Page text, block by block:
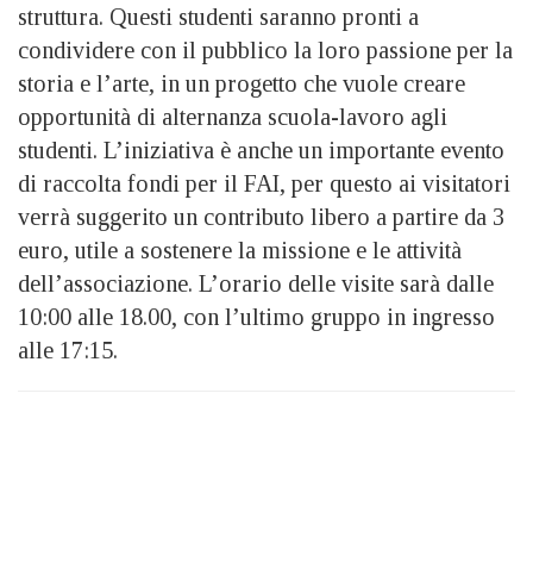
struttura. Questi studenti saranno pronti a
condividere con il pubblico la loro passione per la
storia e l’arte, in un progetto che vuole creare
opportunità di alternanza scuola-lavoro agli
studenti. L’iniziativa è anche un importante evento
di raccolta fondi per il FAI, per questo ai visitatori
verrà suggerito un contributo libero a partire da 3
euro, utile a sostenere la missione e le attività
dell’associazione. L’orario delle visite sarà dalle
10:00 alle 18.00, con l’ultimo gruppo in ingresso
alle 17:15.